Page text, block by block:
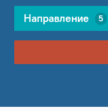
Направление 5